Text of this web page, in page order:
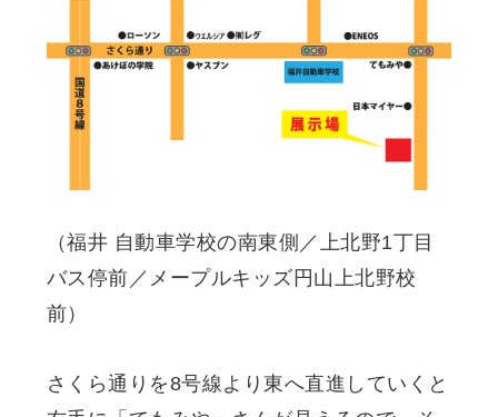
（福井 自動車学校の南東側／上北野1丁目
バス停前／メープルキッズ円山上北野校
前）
さくら通りを8号線より東へ直進していくと